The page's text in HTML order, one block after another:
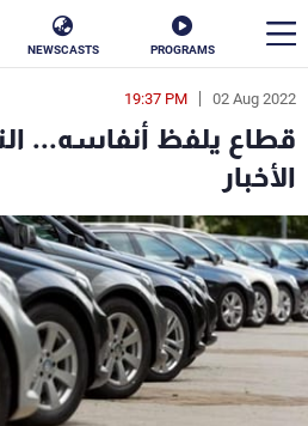
PROGRAMS
NEWSCASTS
02 Aug 2022
19:37 PM
قطاع يلفظ أنفاسه...
الأخبار
en
الأخبار
سياسة
إقتصاد
منوعات
كأس العالم